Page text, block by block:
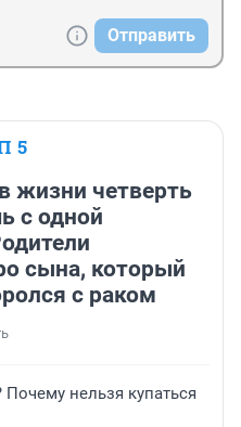
Отправить
5
жизни четверть
с одной
сына, который
с раком
Почему нельзя купаться